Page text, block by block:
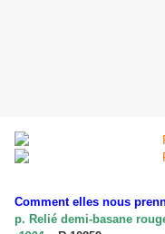
Comment elles nous
p. Relié demi-basane